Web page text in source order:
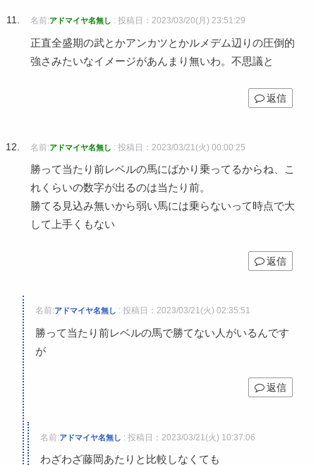
名前:アドマイヤ名無し : 投稿日：2023/03/20(月) 23:51:29
正直全盛期の武とかアンカツとかルメデム辺りの圧倒的
強さみたいなイメージがあんまり無いわ。不思議と
返信
名前:アドマイヤ名無し : 投稿日：2023/03/21(火) 00:00:25
勝って当たり前レベルの馬にばかり乗ってるからね、こ
れくらいの数字が出るのは当たり前。
勝てる見込み無いから弱い馬には乗らないって時点で大
して上手くもない
返信
名前:アドマイヤ名無し : 投稿日：2023/03/21(火) 02:35:51
勝って当たり前レベルの馬で勝てない人がいるんです
が
返信
名前:アドマイヤ名無し : 投稿日：2023/03/21(火) 10:37:06
わざわざ藤岡あたりと比較しなくても